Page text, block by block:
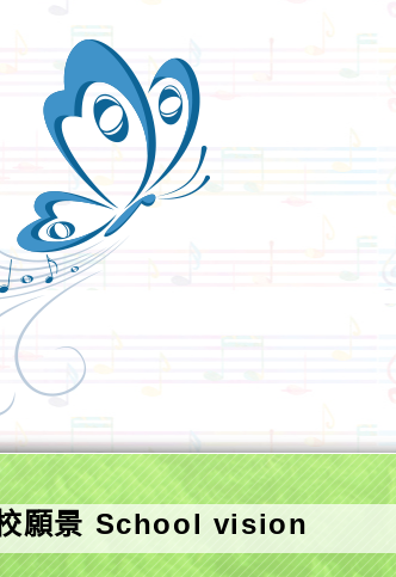
願景 School vision